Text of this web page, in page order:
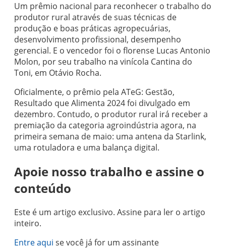
Um prêmio nacional para reconhecer o trabalho do
produtor rural através de suas técnicas de
produção e boas práticas agropecuárias,
desenvolvimento profissional, desempenho
gerencial. E o vencedor foi o florense Lucas Antonio
Molon, por seu trabalho na vinícola Cantina do
Toni, em Otávio Rocha.
Oficialmente, o prêmio pela ATeG: Gestão,
Resultado que Alimenta 2024 foi divulgado em
dezembro. Contudo, o produtor rural irá receber a
premiação da categoria agroindústria agora, na
primeira semana de maio: uma antena da Starlink,
uma rotuladora e uma balança digital.
Apoie nosso trabalho e assine o
conteúdo
Este é um artigo exclusivo. Assine para ler o artigo
inteiro.
Entre aqui se você já for um assinante